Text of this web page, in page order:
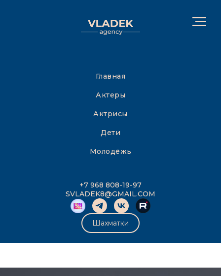
Главная
Актеры
Актрисы
Дети
Молодёжь
+7 968 808-19-97
SVLADEK8@GMAIL.COM
Шахматки